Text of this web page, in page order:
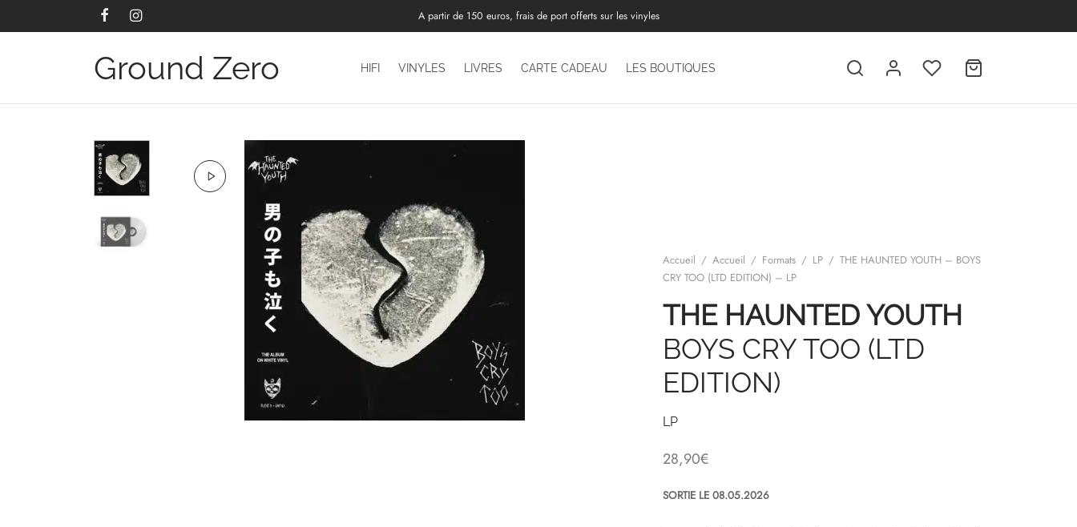
A partir de 150 euros, frais de port offerts sur les vinyles
Ground Zero HIFI VINYLES LIVRES CARTE CADEAU LES BOUTIQUES
Accueil / Accueil / Formats / LP / THE HAUNTED YOUTH – BOYS
CRY TOO (LTD EDITION) – LP
THE HAUNTED YOUTH
BOYS CRY TOO (LTD
EDITION)
LP
28,90€
SORTIE LE 08.05.2026